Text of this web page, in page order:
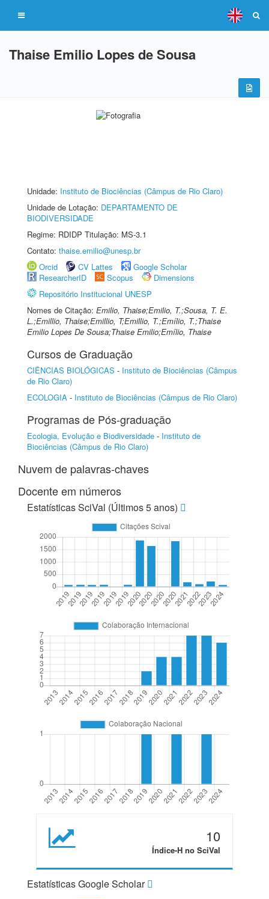
Thaise Emilio Lopes de Sousa
Unidade: Instituto de Biociências (Câmpus de Rio Claro)
Unidade de Lotação: DEPARTAMENTO DE
BIODIVERSIDADE
Regime: RDIDP Titulação: MS-3.1
Contato: thaise.emilio@unesp.br
Orcid
CV Lattes
Google Scholar
ResearcherID
Scopus
Dimensions
Repositório Institucional UNESP
Nomes de Citação: Emilio, Thaise;Emilio, T.;Sousa, T. E.
L.;Emillio, Thaise;Emillio, T;Emillio, T.;Emílio, T.;Thaise
Emilio Lopes De Sousa;Thaise Emilio;Emílio, Thaise
Cursos de Graduação
CIÊNCIAS BIOLÓGICAS - Instituto de Biociências (Câmpus
de Rio Claro)
ECOLOGIA - Instituto de Biociências (Câmpus de Rio Claro)
Programas de Pós-graduação
Ecologia, Evolução e Biodiversidade - Instituto de
Biociências (Câmpus de Rio Claro)
Nuvem de palavras-chaves
Docente em números
Estatísticas SciVal (Últimos 5 anos)
10
Índice-H no SciVal
Estatísticas Google Scholar